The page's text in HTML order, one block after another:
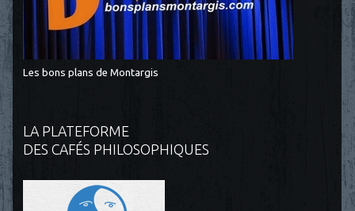
Les bons plans de Montargis
LA PLATEFORME
DES CAFÉS PHILOSOPHIQUES